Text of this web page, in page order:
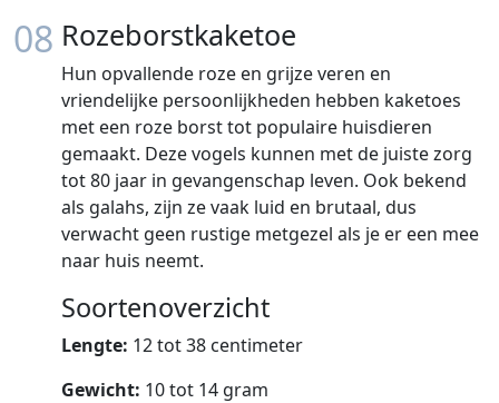
08 Rozeborstkaketoe
Hun opvallende roze en grijze veren en
vriendelijke persoonlijkheden hebben kaketoes
met een roze borst tot populaire huisdieren
gemaakt. Deze vogels kunnen met de juiste zorg
tot 80 jaar in gevangenschap leven. Ook bekend
als galahs, zijn ze vaak luid en brutaal, dus
verwacht geen rustige metgezel als je er een mee
naar huis neemt.
Soortenoverzicht
Lengte: 12 tot 38 centimeter
Gewicht: 10 tot 14 gram